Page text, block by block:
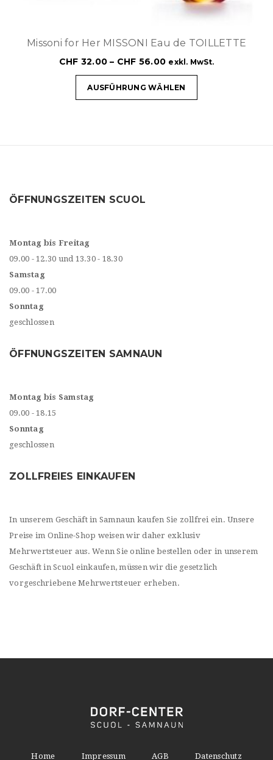
Missoni for Her MISSONI Eau de TOILLETTE
CHF 32.00 – CHF 56.00 exkl. MwSt.
AUSFÜHRUNG WÄHLEN
ÖFFNUNGSZEITEN SCUOL
Montag bis Freitag
09.00 - 12.30 und 13.30 - 18.30
Samstag
09.00 - 17.00
Sonntag
geschlossen
ÖFFNUNGSZEITEN SAMNAUN
Montag bis Samstag
09.00 - 18.15
Sonntag
geschlossen
ZOLLFREIES EINKAUFEN
In unserem Geschäft in Samnaun kaufen Sie zollfrei ein. Unsere
Preise im Online-Shop weisen wir daher exklusiv
Mehrwertsteuer aus. Wenn Sie online bestellen oder in unserem
Geschäft in Scuol einkaufen, müssen wir die gesetzlich
vorgeschriebene Mehrwertsteuer erheben.
Home Impressum AGB Datenschutz